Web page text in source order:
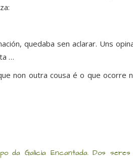
quedaba sen aclarar. Uns
…
non outra cousa é o que ocorre
da Galicia Encantada. Dos